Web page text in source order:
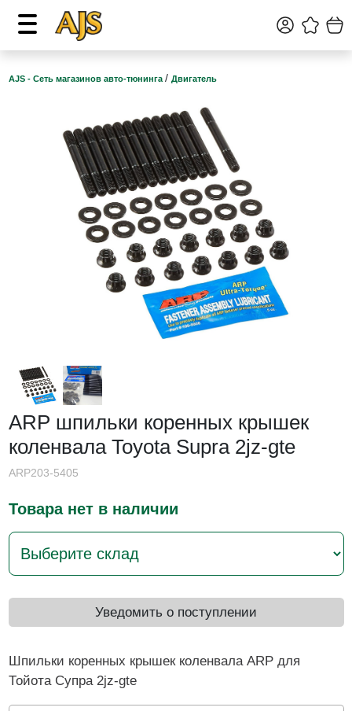
AJS - Сеть магазинов авто-тюнинга / Двигатель
ARP шпильки коренных крышек
коленвала Toyota Supra 2jz-gte
ARP203-5405
Товара нет в наличии
Уведомить о поступлении
Шпильки коренных крышек коленвала ARP для
Тойота Супра 2jz-gte